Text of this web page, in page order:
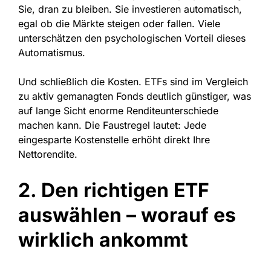
Sie, dran zu bleiben. Sie investieren automatisch,
egal ob die Märkte steigen oder fallen. Viele
unterschätzen den psychologischen Vorteil dieses
Automatismus.
Und schließlich die Kosten. ETFs sind im Vergleich
zu aktiv gemanagten Fonds deutlich günstiger, was
auf lange Sicht enorme Renditeunterschiede
machen kann. Die Faustregel lautet: Jede
eingesparte Kostenstelle erhöht direkt Ihre
Nettorendite.
2. Den richtigen ETF
auswählen – worauf es
wirklich ankommt